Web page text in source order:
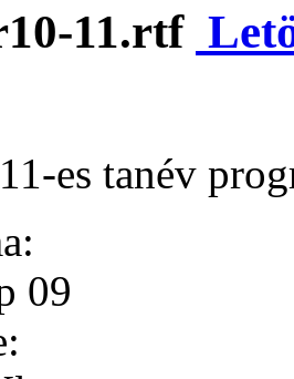
11.rtf
es tanév
09